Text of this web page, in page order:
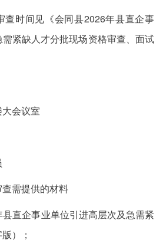
查时间见《会同县2026年县直企事
紧缺人才分批现场资格审查、面试
会议室
查需提供的材料
直企事业单位引进高层次及急需紧
）；